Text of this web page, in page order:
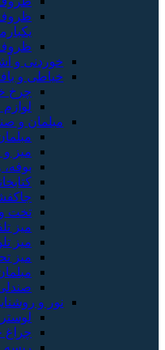
ظروف
خوردنی و
خیاطی و
چرخ
مبلمان و
میز
تخت
میز
میز
میز
نور و
چراغ